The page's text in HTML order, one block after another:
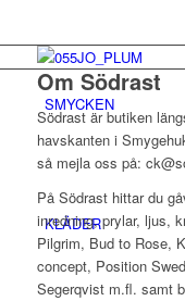
SMYCKEN
KLÄDER
Om Södrast
Södrast är butiken
havskanten i
så mejla oss på:
På Södrast hittar du
inredning, prylar, ljus,
Pilgrim, Bud to Rose,
concept, Position
Segerqvist m.fl. samt